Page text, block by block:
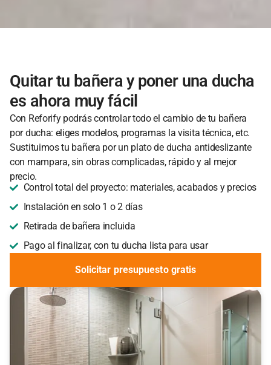
Quitar tu bañera y poner una ducha
es ahora muy fácil
Con Reforify podrás controlar todo el cambio de tu bañera
por ducha: eliges modelos, programas la visita técnica, etc.
Sustituimos tu bañera por un plato de ducha antideslizante
con mampara, sin obras complicadas, rápido y al mejor
precio.
Control total del proyecto: materiales, acabados y precios
Instalación en solo 1 o 2 días
Retirada de bañera incluida
Pago al finalizar, con tu ducha lista para usar
Solicitar presupuesto gratis